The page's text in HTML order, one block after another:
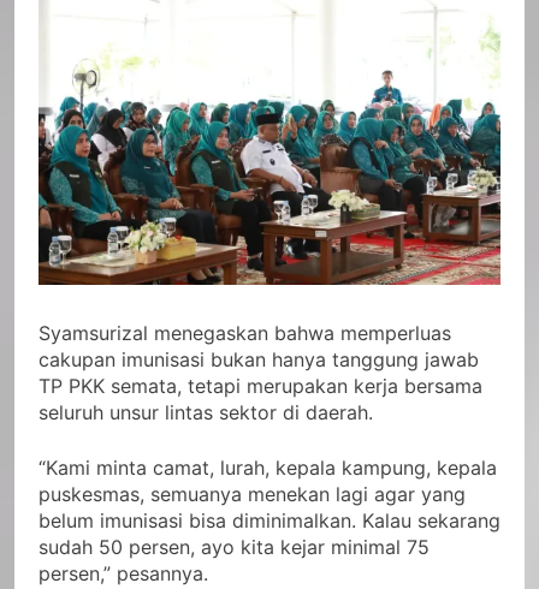
Syamsurizal menegaskan bahwa memperluas
cakupan imunisasi bukan hanya tanggung jawab
TP PKK semata, tetapi merupakan kerja bersama
seluruh unsur lintas sektor di daerah.
“Kami minta camat, lurah, kepala kampung, kepala
puskesmas, semuanya menekan lagi agar yang
belum imunisasi bisa diminimalkan. Kalau sekarang
sudah 50 persen, ayo kita kejar minimal 75
persen,” pesannya.